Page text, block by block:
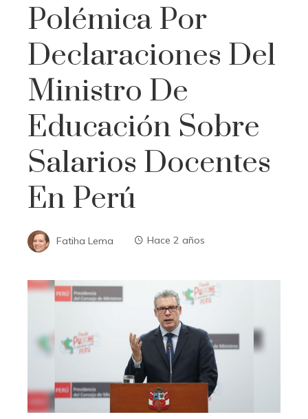
Polémica Por
Declaraciones Del
Ministro De
Educación Sobre
Salarios Docentes
En Perú
Fatiha Lema Hace 2 años